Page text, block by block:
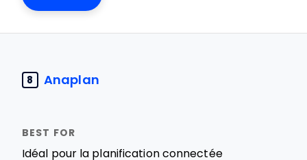
8 Anaplan
Idéal pour la planification connectée